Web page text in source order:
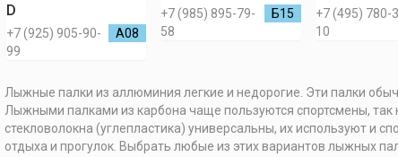
D
А08
+7 (925) 905-90-
99
Б15
+7 (985) 895-79-
58
+7 (495) 780-
10
Лыжные палки из аллюминия легкие и недорогие. Эти палки
Лыжными палками из карбона чаще пользуются спортсмены,
стекловолокна (углепластика) универсальны, их используют и
отдыха и прогулок. Выбрать любые из этих вариантов лыжных